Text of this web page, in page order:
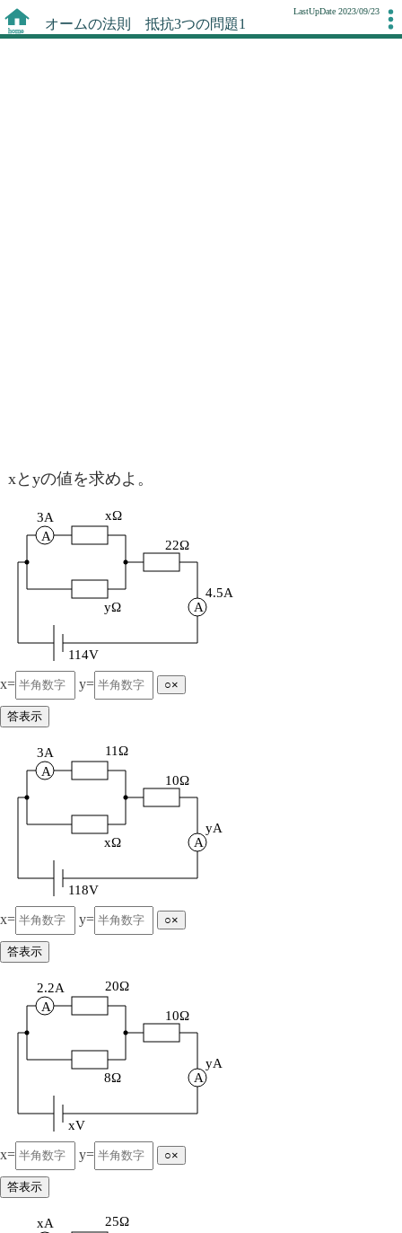
LastUpDate 2023/09/23
オームの法則 抵抗3つの問題1
xとyの値を求めよ。
A
A
xΩ
yΩ
3A
22Ω
4.5A
114V
x= y= ○×
答表示
A
A
11Ω
xΩ
3A
10Ω
yA
118V
x= y= ○×
答表示
A
A
20Ω
8Ω
2.2A
10Ω
yA
xV
x= y= ○×
答表示
25Ω
xA